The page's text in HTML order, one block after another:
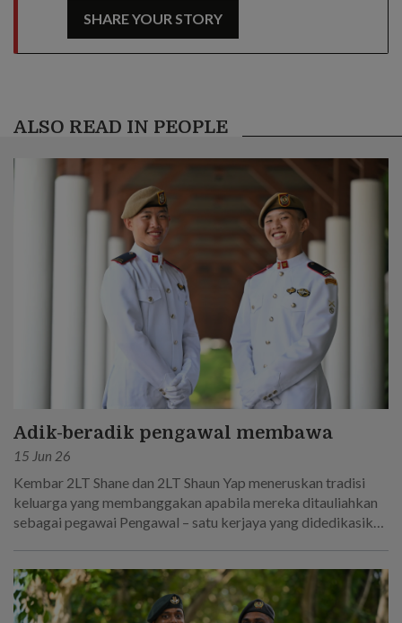
SHARE YOUR STORY
ALSO READ IN PEOPLE
Adik-beradik pengawal membawa
15 Jun 26
Kembar 2LT Shane dan 2LT Shaun Yap meneruskan tradisi
keluarga yang membanggakan apabila mereka ditauliahkan
sebagai pegawai Pengawal – satu kerjaya yang didedikasikan